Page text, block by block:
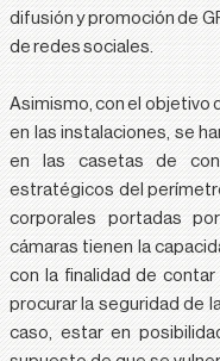
difusión y promoción de
de redes sociales.
Asimismo, con el objetivo
en las instalaciones, se
en las casetas de
estratégicos del
corporales portadas
cámaras tienen la
con la finalidad de
procurar la seguridad de
caso, estar en